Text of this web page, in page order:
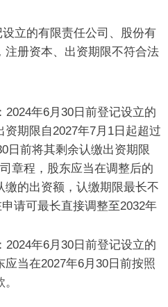
立的有限责任公司、股份有
注册资本、出资期限不符合法
年6月30日前登记设立的
期限自2027年7月1日起超过
日前将其剩余认缴出资期限
章程，股东应当在调整后的
的出资额，认缴期限最长不
请可最长直接调整至2032年
年6月30日前登记设立的
当在2027年6月30日前按照